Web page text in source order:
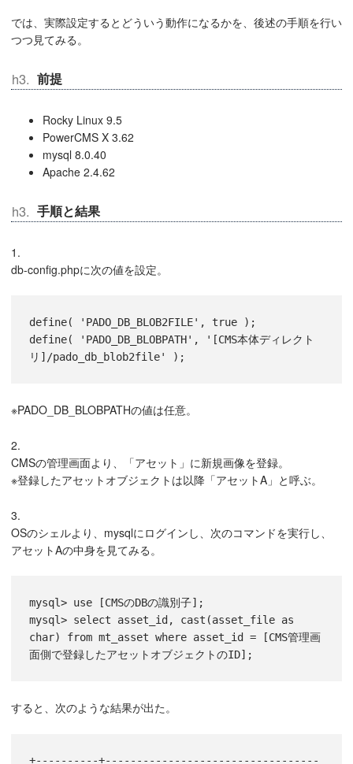
では、実際設定するとどういう動作になるかを、後述の手順を行い
つつ見てみる。
前提
Rocky Linux 9.5
PowerCMS X 3.62
mysql 8.0.40
Apache 2.4.62
手順と結果
1.
db-config.phpに次の値を設定。
define( 'PADO_DB_BLOB2FILE', true );
define( 'PADO_DB_BLOBPATH', '[CMS本体ディレクト
※PADO_DB_BLOBPATHの値は任意。
2.
CMSの管理画面より、「アセット」に新規画像を登録。
※登録したアセットオブジェクトは以降「アセットA」と呼ぶ。
3.
OSのシェルより、mysqlにログインし、次のコマンドを実行し、
アセットAの中身を見てみる。
mysql> use [CMSのDBの識別子];
mysql> select asset_id, cast(asset_file as
char) from mt_asset where asset_id = [CMS管理画
面側で登録したアセットオブジェクトのID];
すると、次のような結果が出た。
+----------+----------------------------------